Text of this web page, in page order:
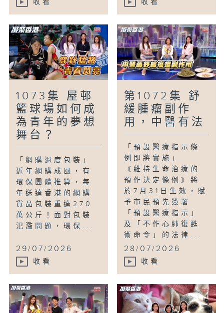
收看 收看
1073集 屋邨
籃球場如何成
為青年的夢想
舞台？
「網購過度包裝」
近年網購成風，有
環保團體推算，每
年送達香港的網購
貨品包裝重達270
萬公斤！面對包裝
氾濫問題，環保...
29/07/2026
收看
第1072集 舒
緩腫瘤副作
用，中醫有法
「預設醫療指示條
例即將實施」
《維持生命治療的
預作決定條例》將
於7月31日生效，賦
予市民預先簽署
「預設醫療指示」
及「不作心肺復甦
術命令」的法律...
28/07/2026
收看